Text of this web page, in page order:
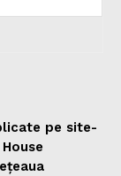
pe site-